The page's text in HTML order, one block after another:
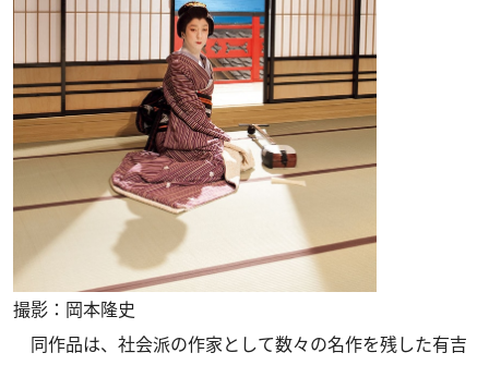
撮影：岡本隆史
同作品は、社会派の作家として数々の名作を残した有吉